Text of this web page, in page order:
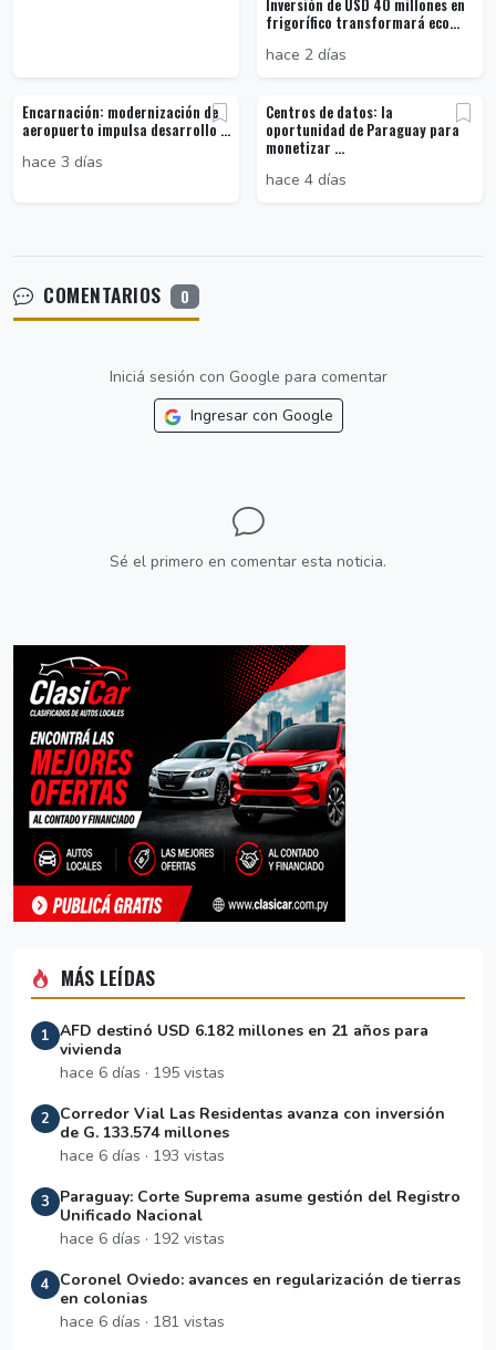
Inversión de USD 40 millones en
frigorífico transformará eco...
hace 2 días
Encarnación: modernización de
aeropuerto impulsa desarrollo ...
hace 3 días
Centros de datos: la
oportunidad de Paraguay para
monetizar ...
hace 4 días
COMENTARIOS 0
Iniciá sesión con Google para comentar
Ingresar con Google
Sé el primero en comentar esta noticia.
MÁS LEÍDAS
1 AFD destinó USD 6.182 millones en 21 años para
vivienda
hace 6 días · 195 vistas
2
Corredor Vial Las Residentas avanza con inversión
de G. 133.574 millones
hace 6 días · 193 vistas
3
Paraguay: Corte Suprema asume gestión del Registro
Unificado Nacional
hace 6 días · 192 vistas
4
Coronel Oviedo: avances en regularización de tierras
en colonias
hace 6 días · 181 vistas